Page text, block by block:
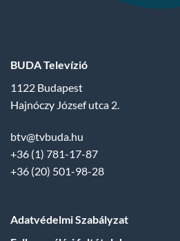
BUDA Televízió
1122 Budapest
Hajnóczy József utca 2.
btv@tvbuda.hu
+36 (1) 781-17-87
+36 (20) 501-98-28
Adatvédelmi Szabályzat